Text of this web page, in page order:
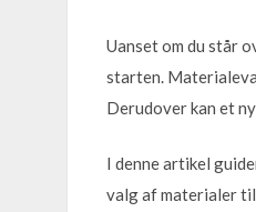
Uanset om du står
starten.
Derudover kan et
I denne artikel
valg af materialer